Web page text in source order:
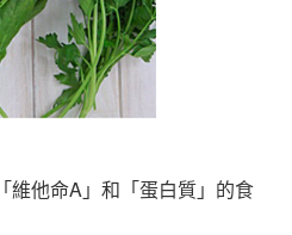
維他命A」和「蛋白質」的食